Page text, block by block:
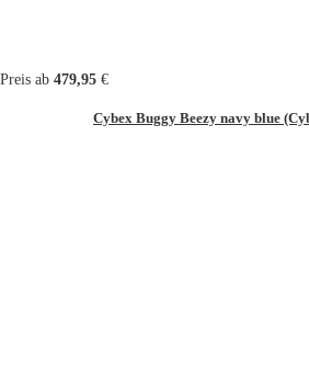
Preis ab 479,95 €
Cybex Buggy Beezy navy blue